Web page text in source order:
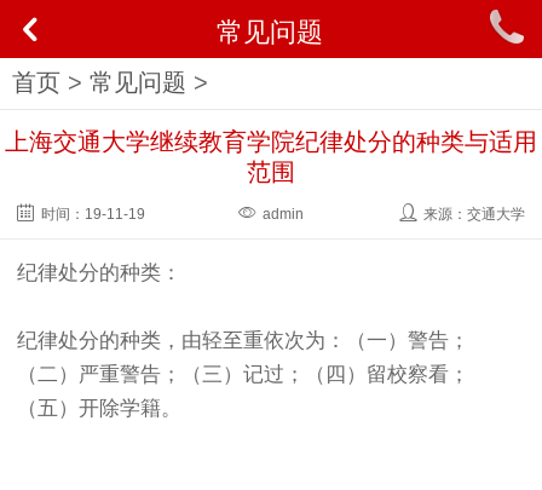
常见问题
首页> 常见问题 >
上海交通大学继续教育学院纪律处分的种类与适用
范围
时间： 19-11-19 admin 来源：交通大学
纪律处分的种类：
纪律处分的种类，由轻至重依次为：（一）警告；
（二）严重警告；（三）记过；（四）留校察看；
（五）开除学籍。